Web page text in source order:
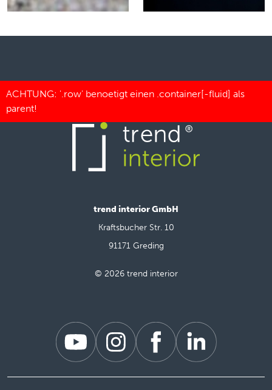
trend interior GmbH
Kraftsbucher Str. 10
91171 Greding
© 2026 trend interior